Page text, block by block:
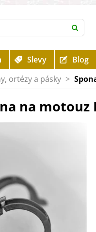
Slevy Blog
ortézy a pásky >
na motouz